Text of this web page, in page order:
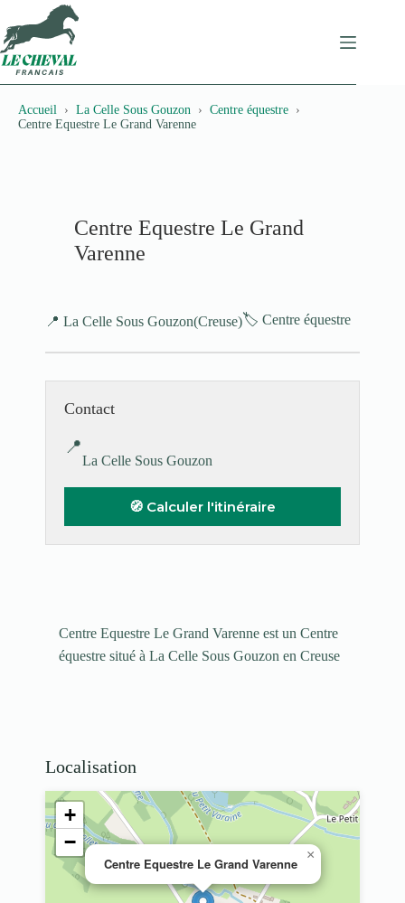
au
contenu
Accueil La Celle Sous Gouzon
Centre équestre
Centre Equestre Le Grand Varenne
Centre Equestre Le Grand
Varenne
📍 La Celle Sous Gouzon(Creuse)🏷️ Centre équestre
Centre Equestre Le Grand Varenne est un Centre
équestre situé à La Celle Sous Gouzon en Creuse
Contact
📍
La Celle Sous Gouzon
🧭 Calculer l'itinéraire
Localisation
Centre Equestre Le Grand Varenne
×
+
−